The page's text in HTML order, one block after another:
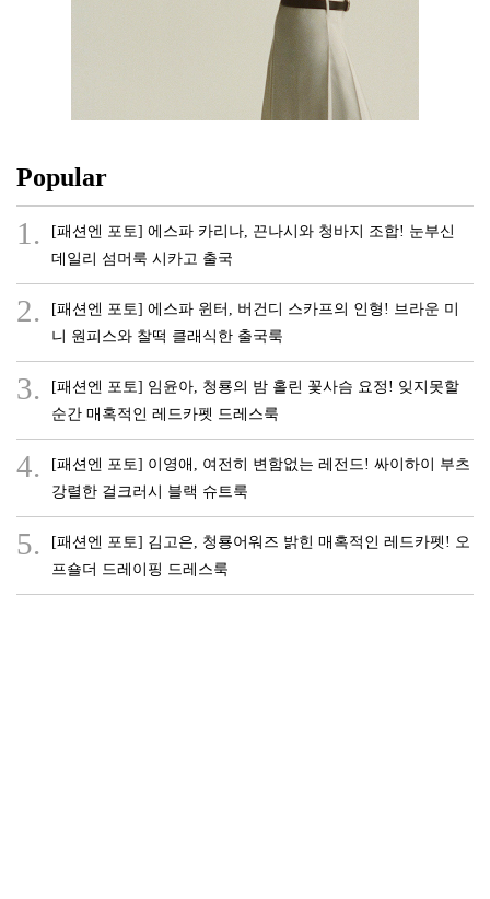
Popular
1.
[패션엔 포토] 에스파 카리나, 끈나시와 청바지 조합! 눈부신
데일리 섬머룩 시카고 출국
2.
[패션엔 포토] 에스파 윈터, 버건디 스카프의 인형! 브라운 미
니 원피스와 찰떡 클래식한 출국룩
3.
[패션엔 포토] 임윤아, 청룡의 밤 홀린 꽃사슴 요정! 잊지못할
순간 매혹적인 레드카펫 드레스룩
4.
[패션엔 포토] 이영애, 여전히 변함없는 레전드! 싸이하이 부츠
강렬한 걸크러시 블랙 슈트룩
5.
[패션엔 포토] 김고은, 청룡어워즈 밝힌 매혹적인 레드카펫! 오
프숄더 드레이핑 드레스룩